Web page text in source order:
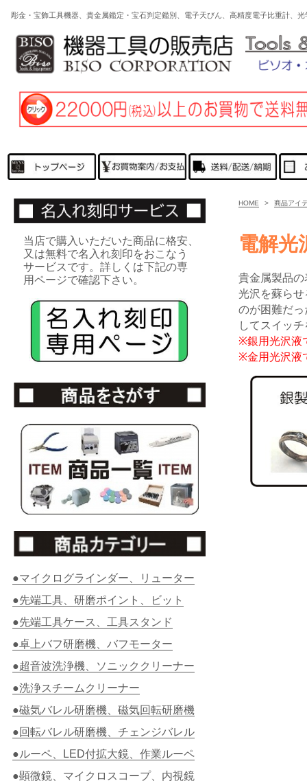
彫金・宝飾工具機器、貴金属鑑定・宝石判定鑑別、電子天びん、高精度電子比重計
HOME > 商品アイ
電解光
貴金属製品
光沢を蘇ら
のが困難だ
してスイッ
※銀用光沢液
※金用光沢液
当店で購入いただいた商品に格安、
又は無料で名入れ刻印をおこなう
サービスです。詳しくは下記の専
用ページで確認下さい。
●マイクログラインダー、リューター
●先端工具、研磨ポイント、ビット
●先端工具ケース、工具スタンド
●卓上バフ研磨機、バフモーター
●超音波洗浄機、ソニッククリーナー
●洗浄スチームクリーナー
●磁気バレル研磨機、磁気回転研磨機
●回転バレル研磨機、チェンジバレル
●ルーペ、LED付拡大鏡、作業ルーペ
●顕微鏡、マイクロスコープ、内視鏡